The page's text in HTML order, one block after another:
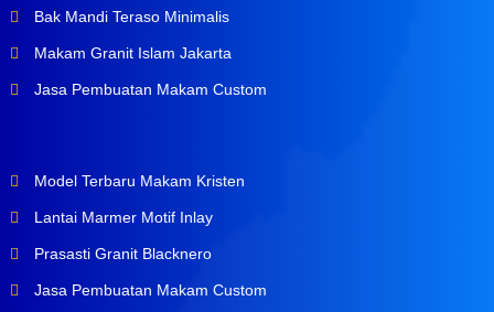
Bak Mandi Teraso Minimalis
Makam Granit Islam Jakarta
Jasa Pembuatan Makam Custom
Model Terbaru Makam Kristen
Lantai Marmer Motif Inlay
Prasasti Granit Blacknero
Jasa Pembuatan Makam Custom